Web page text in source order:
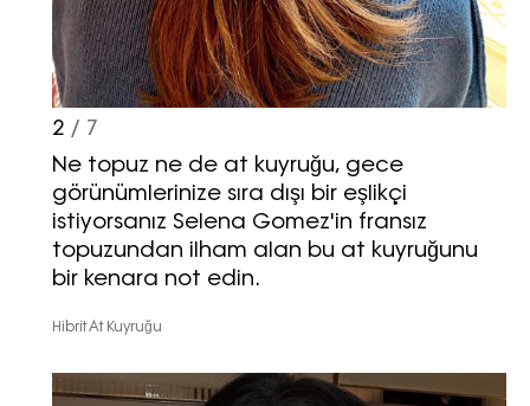
2 / 7
Ne topuz ne de at kuyruğu, gece
görünümlerinize sıra dışı bir eşlikçi
istiyorsanız Selena Gomez'in fransız
topuzundan ilham alan bu at kuyruğunu
bir kenara not edin.
Hibrit At Kuyruğu